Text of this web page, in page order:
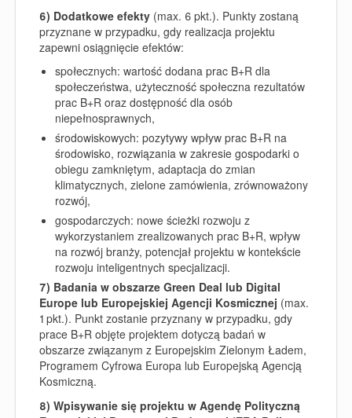
6) Dodatkowe efekty (max. 6 pkt.). Punkty zostaną
przyznane w przypadku, gdy realizacja projektu
zapewni osiągnięcie efektów:
społecznych: wartość dodana prac B+R dla
społeczeństwa, użyteczność społeczna rezultatów
prac B+R oraz dostępność dla osób
niepełnosprawnych,
środowiskowych: pozytywy wpływ prac B+R na
środowisko, rozwiązania w zakresie gospodarki o
obiegu zamkniętym, adaptacja do zmian
klimatycznych, zielone zamówienia, zrównoważony
rozwój,
gospodarczych: nowe ścieżki rozwoju z
wykorzystaniem zrealizowanych prac B+R, wpływ
na rozwój branży, potencjał projektu w kontekście
rozwoju inteligentnych specjalizacji.
7) Badania w obszarze Green Deal lub Digital
Europe lub Europejskiej Agencji Kosmicznej (max.
1 pkt.). Punkt zostanie przyznany w przypadku, gdy
prace B+R objęte projektem dotyczą badań w
obszarze związanym z Europejskim Zielonym Ładem,
Programem Cyfrowa Europa lub Europejską Agencją
Kosmiczną.
8) Wpisywanie się projektu w Agendę Polityczną